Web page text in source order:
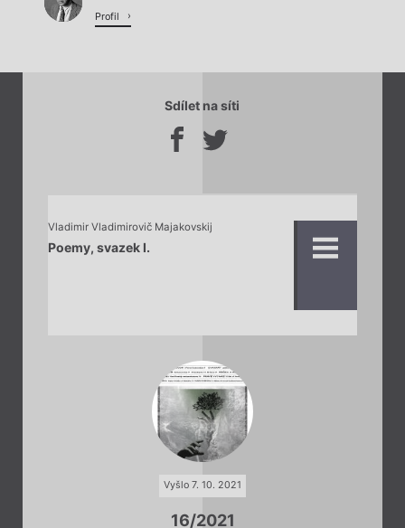
Profil
Sdílet na síti
Vladimir Vladimirovič Majakovskij
Poemy, svazek I.
Vyšlo 7. 10. 2021
16/2021